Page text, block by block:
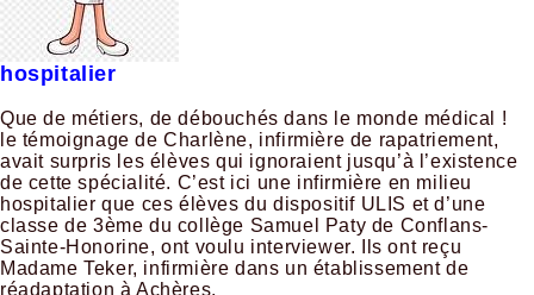
hospitalier
Que de métiers, de débouchés dans le monde médical !
le témoignage de Charlène, infirmière de rapatriement,
avait surpris les élèves qui ignoraient jusqu’à l’existence
de cette spécialité. C’est ici une infirmière en milieu
hospitalier que ces élèves du dispositif ULIS et d’une
classe de 3ème du collège Samuel Paty de Conflans-
Sainte-Honorine, ont voulu interviewer. Ils ont reçu
Madame Teker, infirmière dans un établissement de
réadaptation à Achères.